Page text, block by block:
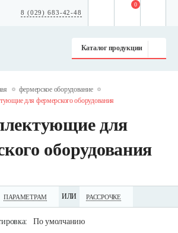
8 (029) 683-42-48
Каталог продукции
0
фермерское оборудование
для фермерского оборудования
для
оборудования
ПАРАМЕТРАМ ИЛИ РАССРОЧКЕ
По умолчанию